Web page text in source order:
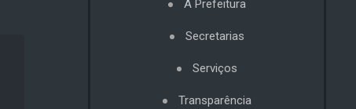
A Prefeitura
Secretarias
Serviços
Transparência